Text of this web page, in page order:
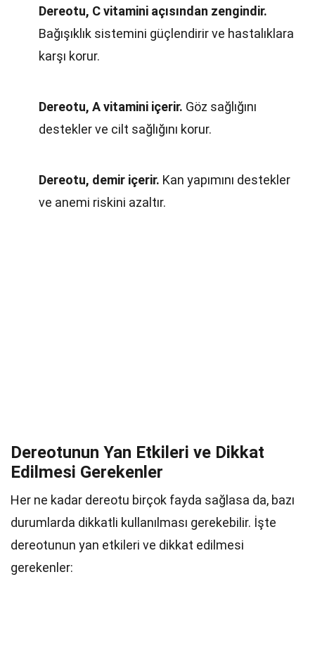
Dereotu, C vitamini açısından zengindir.
Bağışıklık sistemini güçlendirir ve hastalıklara
karşı korur.
Dereotu, A vitamini içerir. Göz sağlığını
destekler ve cilt sağlığını korur.
Dereotu, demir içerir. Kan yapımını destekler
ve anemi riskini azaltır.
Dereotunun Yan Etkileri ve Dikkat
Edilmesi Gerekenler
Her ne kadar dereotu birçok fayda sağlasa da, bazı
durumlarda dikkatli kullanılması gerekebilir. İşte
dereotunun yan etkileri ve dikkat edilmesi
gerekenler: